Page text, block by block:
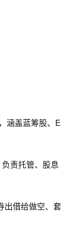
涵盖蓝筹股、E
责托管、股息
出借给做空、套